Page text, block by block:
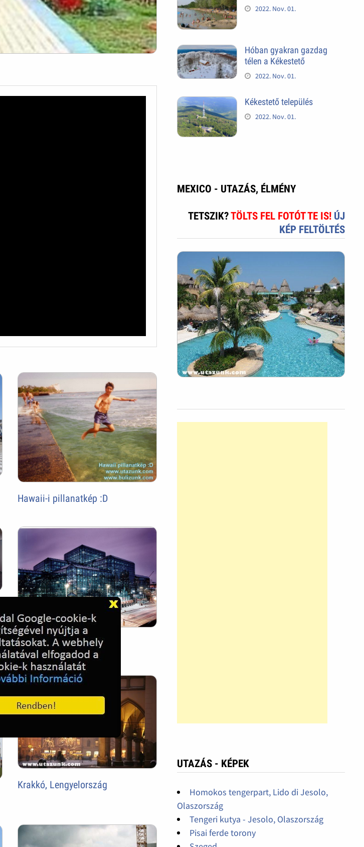
Hawaii-i pillanatkép :D
Javits Center New York
Krakkó, Lengyelország
2022. Nov. 01.
Hóban gyakran gazdag
télen a Kékestető
2022. Nov. 01.
Kékestető település
2022. Nov. 01.
MEXICO - UTAZÁS, ÉLMÉNY
TETSZIK?TÖLTS FEL FOTÓT TE IS! ÚJ
KÉP FELTÖLTÉS
UTAZÁS - KÉPEK
Homokos tengerpart, Lido di Jesolo,
Olaszország
Tengeri kutya - Jesolo, Olaszország
Pisai ferde torony